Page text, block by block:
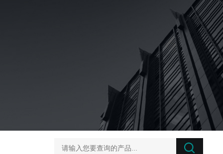
榛子东部枯萎病菌探针法qPCR试剂盒不含内参